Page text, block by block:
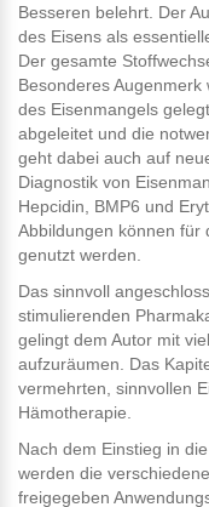
Besseren belehrt. Der
des Eisens als
Der gesamte
Besonderes
des Eisenmangels
abgeleitet und die
geht dabei auch auf
Diagnostik von
Hepcidin, BMP6 und
Abbildungen können für
genutzt werden.
Das sinnvoll
stimulierenden
gelingt dem Autor mit
aufzuräumen. Das
vermehrten, sinnvollen
Hämotherapie.
Nach dem Einstieg in
werden die
freigegeben